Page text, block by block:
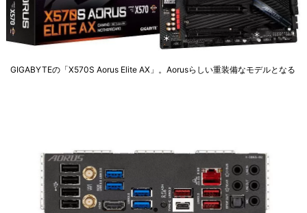
GIGABYTEの「X570S Aorus Elite AX」。Aorusらしい重装備なモデルとなる